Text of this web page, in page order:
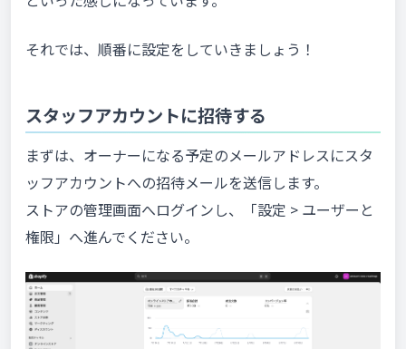
それでは、順番に設定をしていきましょう！
スタッフアカウントに招待する
まずは、オーナーになる予定のメールアドレスにスタ
ッフアカウントへの招待メールを送信します。
ストアの管理画面へログインし、「設定 > ユーザーと
権限」へ進んでください。